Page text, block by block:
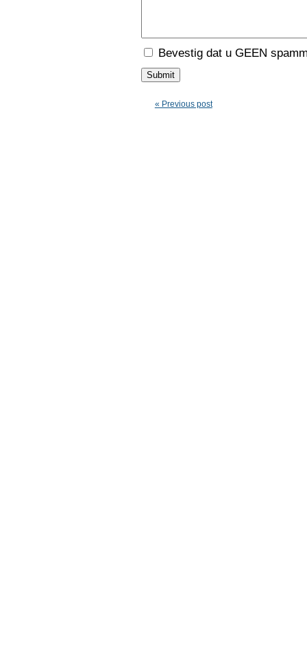
Bevestig dat u GEEN
« Previous post